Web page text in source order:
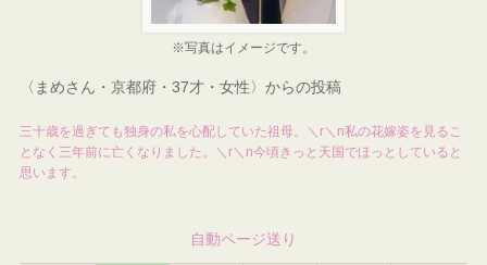
※写真はイメージです。
〈まめさん・京都府・37才・女性〉からの投稿
三十歳を過ぎても独身の私を心配していた祖母。＼r＼n私の花嫁姿を見るこ
となく三年前に亡くなりました。＼r＼n今頃きっと天国でほっとしていると
思います。
自動ページ送り